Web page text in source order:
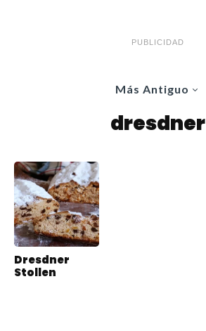
PUBLICIDAD
Más Antiguo
dresdner
Dresdner
Stollen